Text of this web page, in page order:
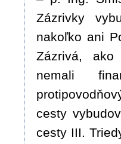
Zázrivky
nakoľko ani
Zázrivá, ako
nemali
cesty
cesty III.